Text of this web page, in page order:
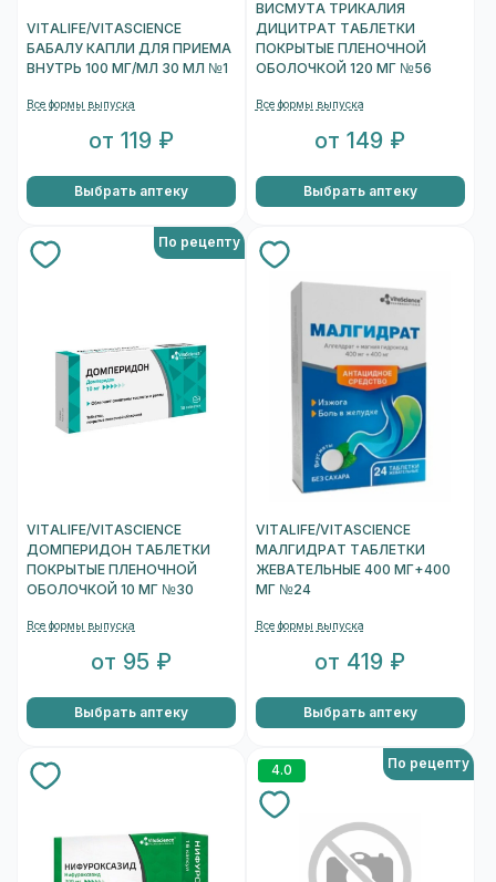
VITALIFE/VITASCIENCE
БАБАЛУ КАПЛИ ДЛЯ ПРИЕМА
ВНУТРЬ 100 МГ/МЛ 30 МЛ №1
Все формы выпуска
от 119 ₽
Выбрать аптеку
ВИСМУТА ТРИКАЛИЯ
ДИЦИТРАТ ТАБЛЕТКИ
ПОКРЫТЫЕ ПЛЕНОЧНОЙ
ОБОЛОЧКОЙ 120 МГ №56
Все формы выпуска
от 149 ₽
Выбрать аптеку
По рецепту
VITALIFE/VITASCIENCE
ДОМПЕРИДОН ТАБЛЕТКИ
ПОКРЫТЫЕ ПЛЕНОЧНОЙ
ОБОЛОЧКОЙ 10 МГ №30
Все формы выпуска
от 95 ₽
Выбрать аптеку
VITALIFE/VITASCIENCE
МАЛГИДРАТ ТАБЛЕТКИ
ЖЕВАТЕЛЬНЫЕ 400 МГ+400
МГ №24
Все формы выпуска
от 419 ₽
Выбрать аптеку
4.0 По рецепту